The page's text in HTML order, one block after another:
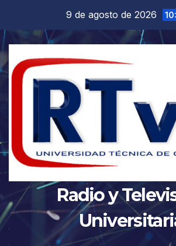
contenido
9 de agosto de 2026
Radio y